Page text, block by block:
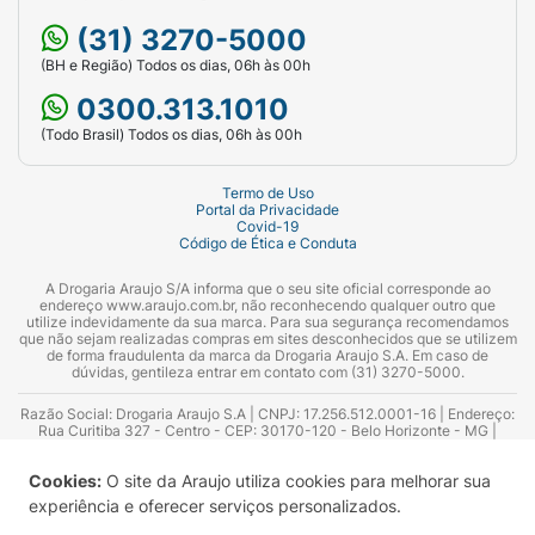
Cookies: O site da Araujo utiliza cookies para melhorar sua
experiência e oferecer serviços personalizados.
Araujo , pelo Drogatel - (31) 3270-5000 - ou ir
até uma de nossas lojas.
(31) 3270-5000
(BH e Região) Todos os dias, 06h às 00h
0300.313.1010
(Todo Brasil) Todos os dias, 06h às 00h
Termo de Uso
Portal da Privacidade
Covid-19
Código de Ética e Conduta
A Drogaria Araujo S/A informa que o seu site oficial corresponde ao
endereço www.araujo.com.br, não reconhecendo qualquer outro que
utilize indevidamente da sua marca. Para sua segurança recomendamos
que não sejam realizadas compras em sites desconhecidos que se utilizem
de forma fraudulenta da marca da Drogaria Araujo S.A. Em caso de
dúvidas, gentileza entrar em contato com (31) 3270-5000.
Razão Social: Drogaria Araujo S.A | CNPJ: 17.256.512.0001-16 | Endereço:
Rua Curitiba 327 - Centro - CEP: 30170-120 - Belo Horizonte - MG |
Azevedo Guimarães – CRF 10.965 | Yasmin Silva Alvarenga – CRF 52.584 -
Consultor substituto: Thiago Aguiar Pinheiro - CRF Nº 13.748. Alvará
Sanitário: 2025020713 | Autorização de Funcionamento da Empresa (AFE):